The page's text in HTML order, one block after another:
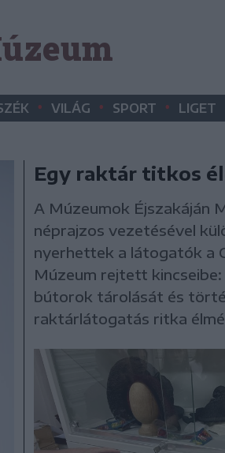
• VILÁG • SPORT • LIGET
Egy raktár titkos
A Múzeumok Éjszakáján
néprajzos vezetésével
nyerhettek a látogatók a
Múzeum rejtett
bútorok tárolását és
raktárlátogatás ritka